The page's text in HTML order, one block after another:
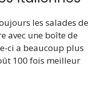
les salades de
avec une boîte de
ci a beaucoup plus
100 fois meilleur